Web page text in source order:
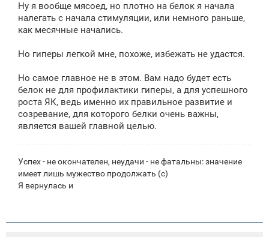
б
щ
н
Ну я вообще мясоед, но плотно на белок я начала
налегать с начала стимуляции, или немного раньше,
как месячные начались.
Но гиперы легкой мне, похоже, избежать не удастся.
Но самое главное не в этом. Вам надо будет есть
белок не для профилактики гиперы, а для успешного
роста ЯК, ведь именно их правильное развитие и
созревание, для которого белки очень важны,
является вашей главной целью.
Успех - не окончателен, неудачи - не фатальны: значение
имеет лишь мужество продолжать (с)
Я вернулась и